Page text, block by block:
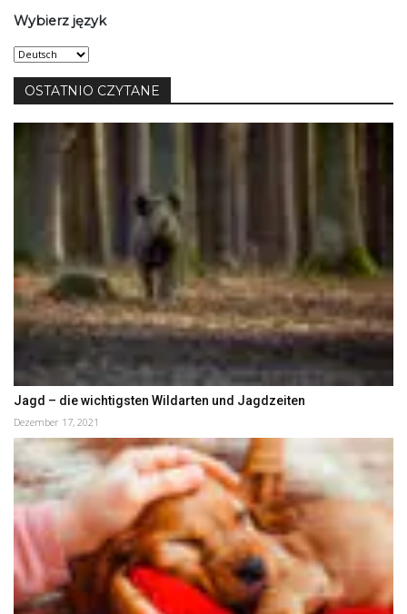
Wybierz język
Wybierz
język
OSTATNIO CZYTANE
Jagd – die wichtigsten Wildarten und Jagdzeiten
Dezember 17, 2021